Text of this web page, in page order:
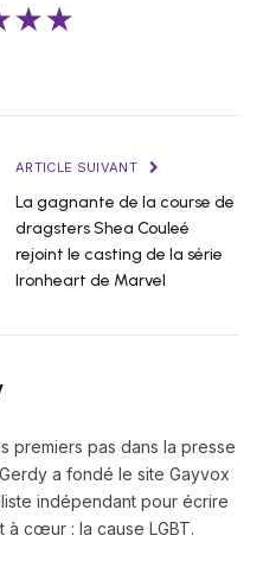
ARTICLE SUIVANT
La gagnante de la course de
dragsters Shea Couleé
rejoint le casting de la série
Ironheart de Marvel
premiers pas dans la presse
a fondé le site Gayvox
indépendant pour écrire
à cœur : la cause LGBT.